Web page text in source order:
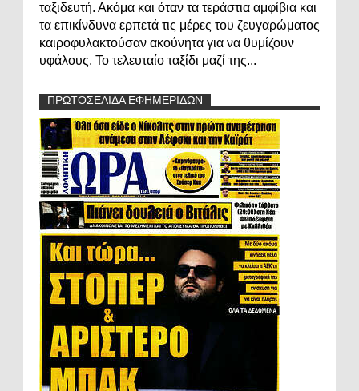
ταξιδευτή. Ακόμα και όταν τα τεράστια αμφίβια και
τα επικίνδυνα ερπετά τις μέρες του ζευγαρώματος
καιροφυλακτούσαν ακούνητα για να θυμίζουν
υφάλους. Το τελευταίο ταξίδι μαζί της...
ΠΡΩΤΟΣΕΛΙΔΑ ΕΦΗΜΕΡΙΔΩΝ